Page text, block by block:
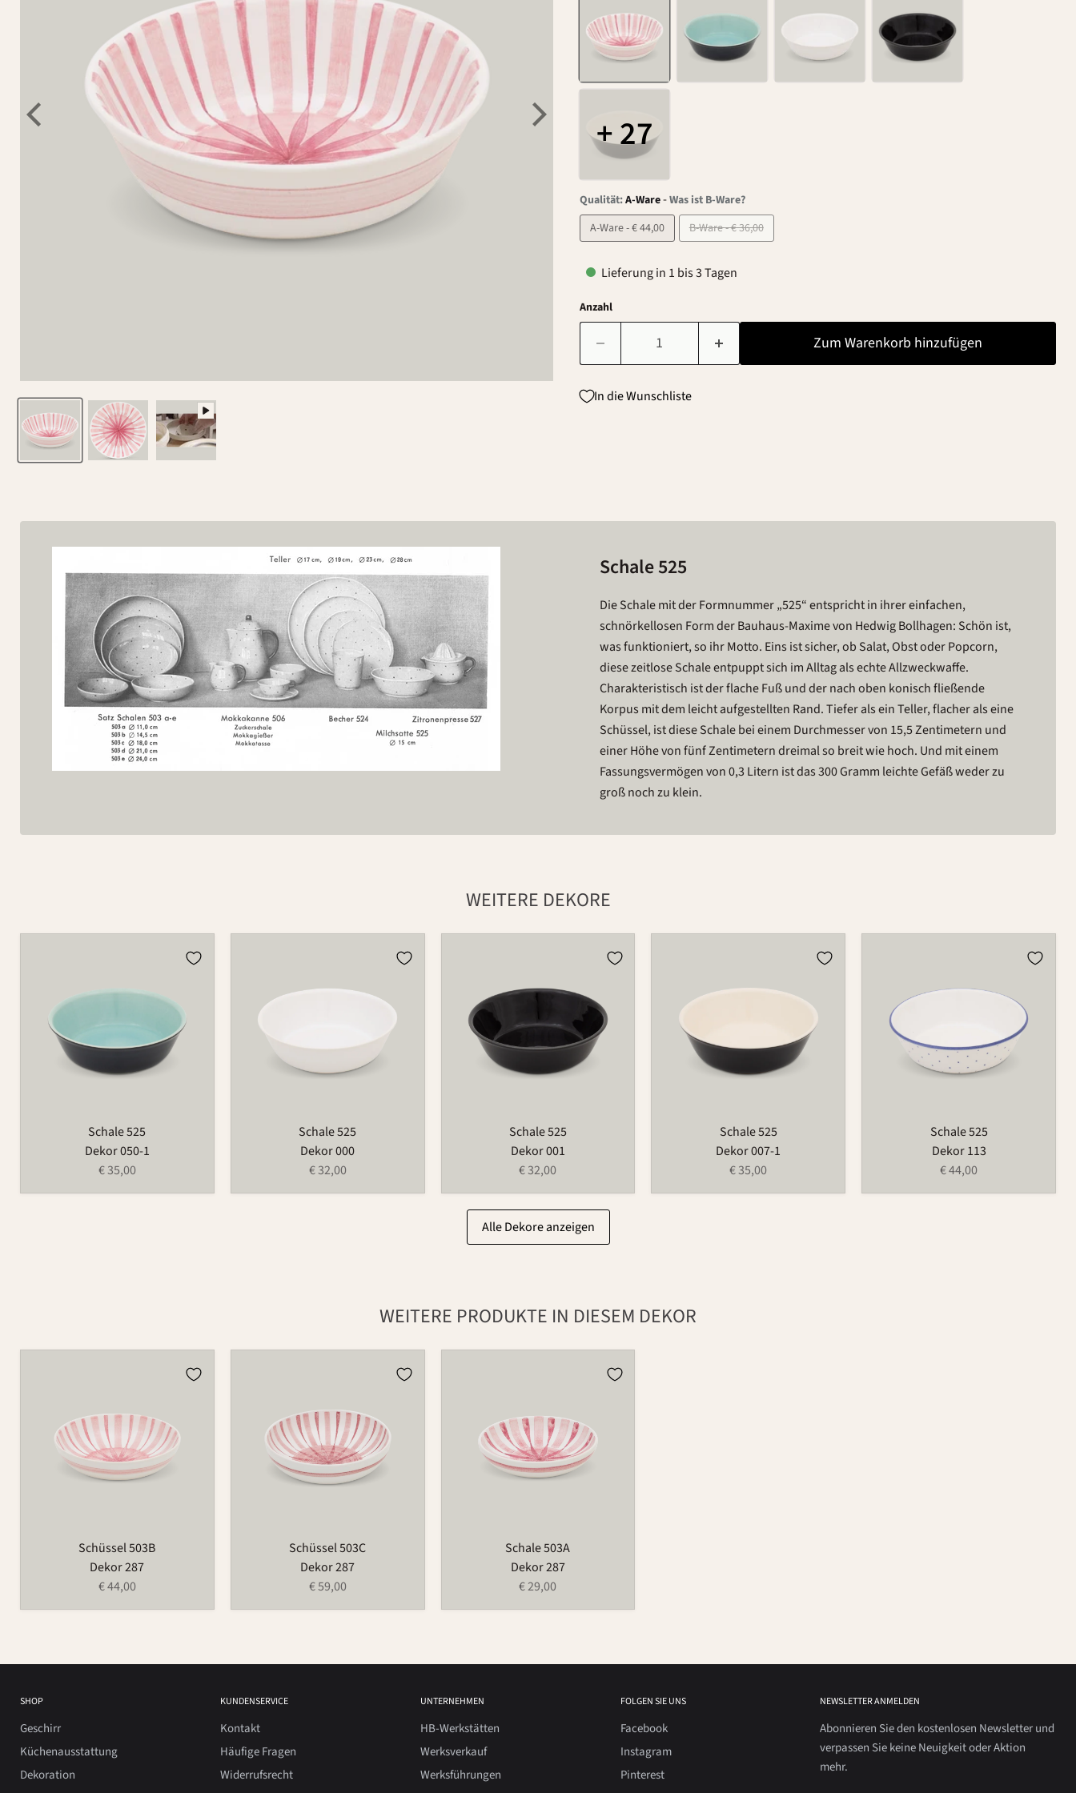
+ 27
Qualität:A-Ware-Was ist B-Ware?
A-Ware - € 44,00
B-Ware - € 36,00
Lieferung in 1 bis 3 Tagen
Anzahl
Zum Warenkorb hinzufügen
In die Wunschliste
Schale 525
Die Schale mit der Formnummer „525“ entspricht in ihrer einfachen,
schnörkellosen Form der Bauhaus-Maxime von Hedwig Bollhagen: Schön ist,
was funktioniert, so ihr Motto. Eins ist sicher, ob Salat, Obst oder Popcorn,
diese zeitlose Schale entpuppt sich im Alltag als echte Allzweckwaffe.
Charakteristisch ist der flache Fuß und der nach oben konisch fließende
Korpus mit dem leicht aufgestellten Rand. Tiefer als ein Teller, flacher als eine
Schüssel, ist diese Schale bei einem Durchmesser von 15,5 Zentimetern und
einer Höhe von fünf Zentimetern dreimal so breit wie hoch. Und mit einem
Fassungsvermögen von 0,3 Litern ist das 300 Gramm leichte Gefäß weder zu
groß noch zu klein.
WEITERE DEKORE
Schale 525
Dekor 050-1
€ 35,00
Schale 525
Dekor 000
€ 32,00
Schale 525
Dekor 001
€ 32,00
Schale 525
Dekor 007-1
€ 35,00
Schale 525
Dekor 113
€ 44,00
Alle Dekore anzeigen
WEITERE PRODUKTE IN DIESEM DEKOR
Schüssel 503B
Dekor 287
€ 44,00
Schüssel 503C
Dekor 287
€ 59,00
Schale 503A
Dekor 287
€ 29,00
SHOP
Geschirr
Küchenausstattung
Dekoration
KUNDENSERVICE
Kontakt
Häufige Fragen
Widerrufsrecht
UNTERNEHMEN
HB-Werkstätten
Werksverkauf
Werksführungen
FOLGEN SIE UNS
Facebook
Instagram
Pinterest
NEWSLETTER ANMELDEN
Abonnieren Sie den kostenlosen Newsletter und
verpassen Sie keine Neuigkeit oder Aktion
mehr.